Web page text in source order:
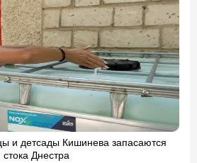
и детсады Кишинева запасаются
Днестра